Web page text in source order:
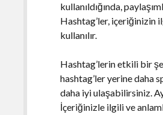
kullanıldığında,
Hashtag’ler, içeriğinizin
kullanılır.
Hashtag’lerin etkili bir
hashtag’ler yerine daha
daha iyi ulaşabilirsiniz.
İçeriğinizle ilgili ve